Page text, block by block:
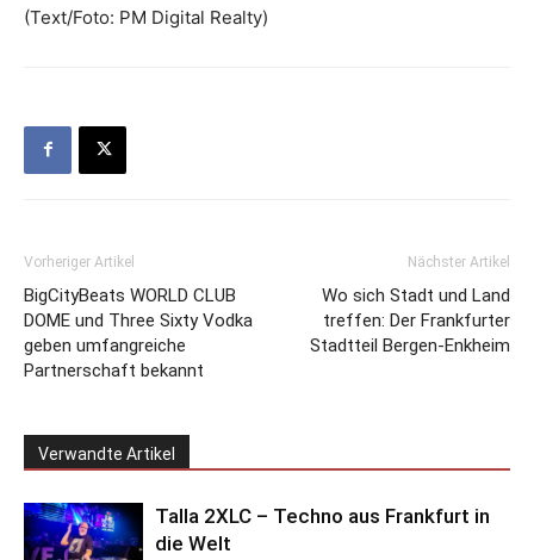
(Text/Foto: PM Digital Realty)
Vorheriger Artikel
BigCityBeats WORLD CLUB
DOME und Three Sixty Vodka
geben umfangreiche
Partnerschaft bekannt
Nächster Artikel
Wo sich Stadt und Land
treffen: Der Frankfurter
Stadtteil Bergen-Enkheim
Verwandte Artikel
Talla 2XLC – Techno aus Frankfurt in
die Welt